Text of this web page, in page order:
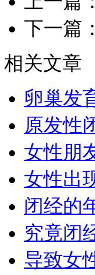
下一篇：
相关文章
卵巢发
原发性
女性朋
女性出
闭经的
究竟闭
导致女